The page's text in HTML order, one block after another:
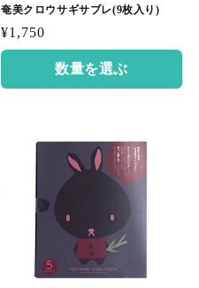
奄美クロウサギサブレ(9枚入り)
通
常
格
¥1,750
数量を選ぶ